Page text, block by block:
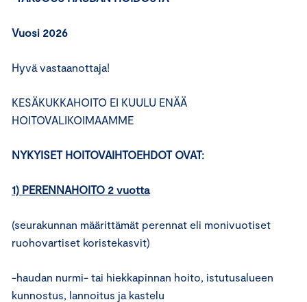
Vuosi 2026
Hyvä vastaanottaja!
KESÄKUKKAHOITO EI KUULU ENÄÄ
HOITOVALIKOIMAAMME
NYKYISET HOITOVAIHTOEHDOT OVAT:
1) PERENNAHOITO 2 vuotta
(seurakunnan määrittämät perennat eli monivuotiset
ruohovartiset koristekasvit)
-haudan nurmi- tai hiekkapinnan hoito, istutusalueen
kunnostus, lannoitus ja kastelu